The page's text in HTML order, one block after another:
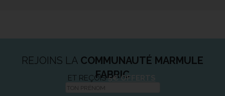
REJOINS LA COMMUNAUTÉ MARMULE
FABRIC
ET REÇOIS5€ OFFERTS